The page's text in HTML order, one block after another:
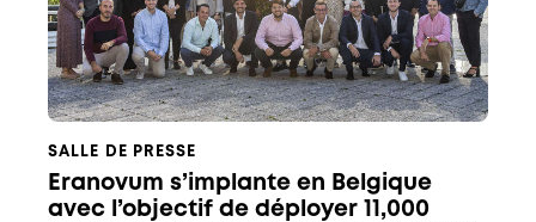
SALLE DE PRESSE
Eranovum s’implante en Belgique
avec l’objectif de déployer 11,000